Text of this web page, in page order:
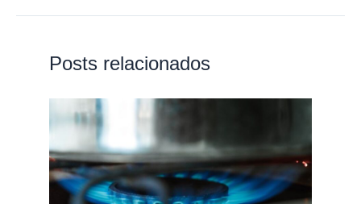
Posts relacionados